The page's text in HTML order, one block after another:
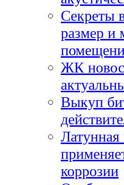
Секреты
размер и
ЖК
Выкуп
Латунная
коррозии